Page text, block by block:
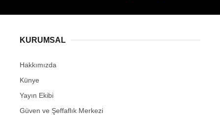
KURUMSAL
Hakkımızda
Künye
Yayın Ekibi
Güven ve Şeffaflık Merkezi